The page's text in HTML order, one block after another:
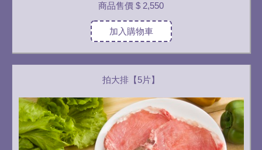
商品售價 $ 2,550
加入購物車
拍大排【5片】